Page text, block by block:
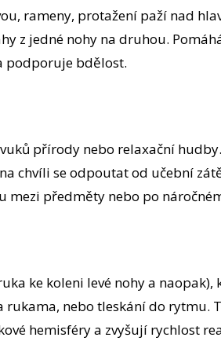
rameny, protažení paží nad
z jedné nohy na druhou.
podporuje bdělost.
přírody nebo relaxační
chvíli se odpoutat od učební
mezi předměty nebo po
ke koleni levé nohy a naopak),
rukama, nebo tleskání do rytmu.
hemisféry a zvyšují rychlost